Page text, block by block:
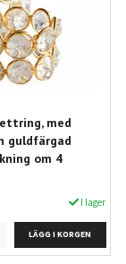
med
guldfärgad
om 4
I lager